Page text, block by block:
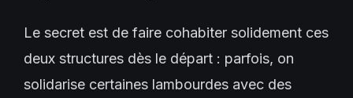
Le secret est de faire cohabiter solidement ces
deux structures dès le départ : parfois, on
solidarise certaines lambourdes avec des